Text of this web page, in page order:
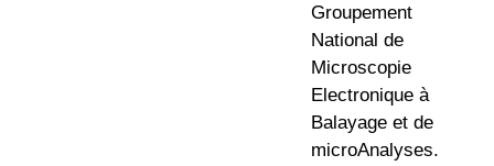
Groupement
National de
Microscopie
Electronique à
Balayage et de
microAnalyses.